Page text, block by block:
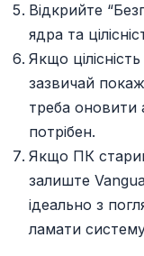
Відкрийте
ядра та
Якщо
зазвичай
треба оновити
потрібен.
Якщо ПК старий
залиште
ідеально з
ламати